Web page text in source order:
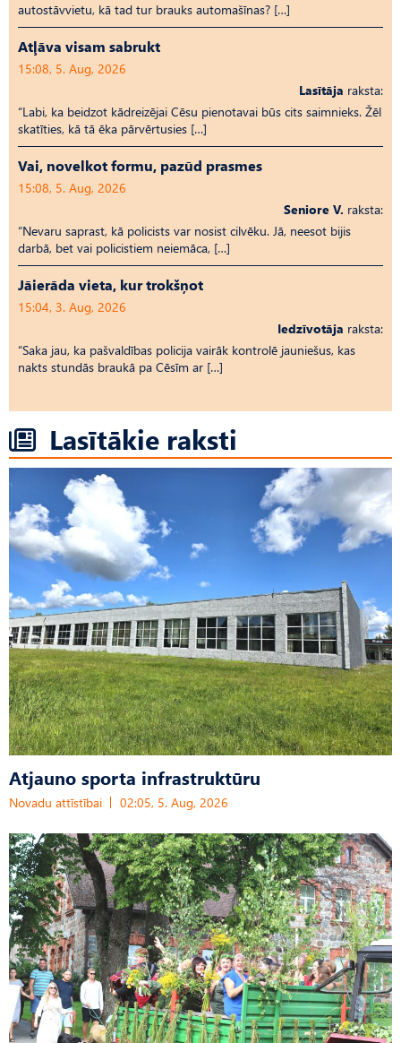
autostāvvietu, kā tad tur brauks automašīnas? […]
Atļāva visam sabrukt
15:08, 5. Aug, 2026
Lasītāja raksta:
“Labi, ka beidzot kādreizējai Cēsu pienotavai būs cits saimnieks. Žēl
skatīties, kā tā ēka pārvērtusies […]
Vai, novelkot formu, pazūd prasmes
15:08, 5. Aug, 2026
Seniore V. raksta:
“Nevaru saprast, kā policists var nosist cilvēku. Jā, neesot bijis
darbā, bet vai policistiem neiemāca, […]
Jāierāda vieta, kur trokšņot
15:04, 3. Aug, 2026
Iedzīvotāja raksta:
“Saka jau, ka pašvaldības policija vairāk kontrolē jauniešus, kas
nakts stundās braukā pa Cēsīm ar […]
Lasītākie raksti
Atjauno sporta infrastruktūru
Novadu attīstībai 02:05, 5. Aug, 2026